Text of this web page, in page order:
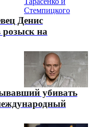
Денис
на
убивать